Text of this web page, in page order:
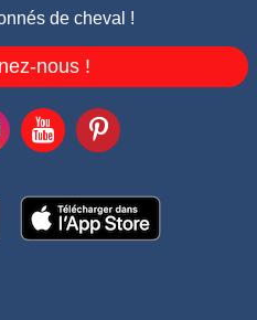
de cheval !
nous !